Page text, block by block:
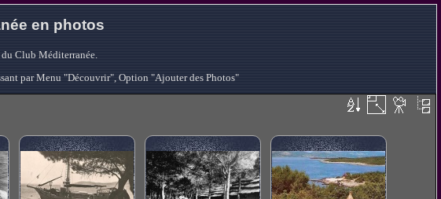
en photos
Club Méditerranée.
par Menu "Découvrir", Option "Ajouter des Photos"